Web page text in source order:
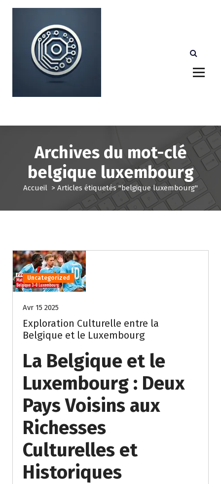
e
Archives du mot-clé
belgique luxembourg
Accueil > Articles étiquetés "belgique luxembourg"
Uncategorized
Avr 15 2025
Exploration Culturelle entre la
Belgique et le Luxembourg
La Belgique et le
Luxembourg : Deux
Pays Voisins aux
Richesses
Culturelles et
Historiques